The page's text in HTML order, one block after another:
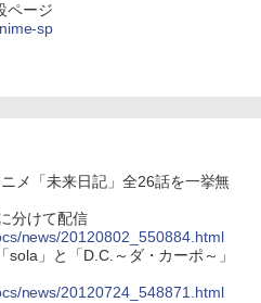
ページ
sp
メ「未来日記」全26話を一挙無
分けて配信
news/20120802_550884.html
sola」と「D.C.～ダ・カーポ～」
news/20120724_548871.html